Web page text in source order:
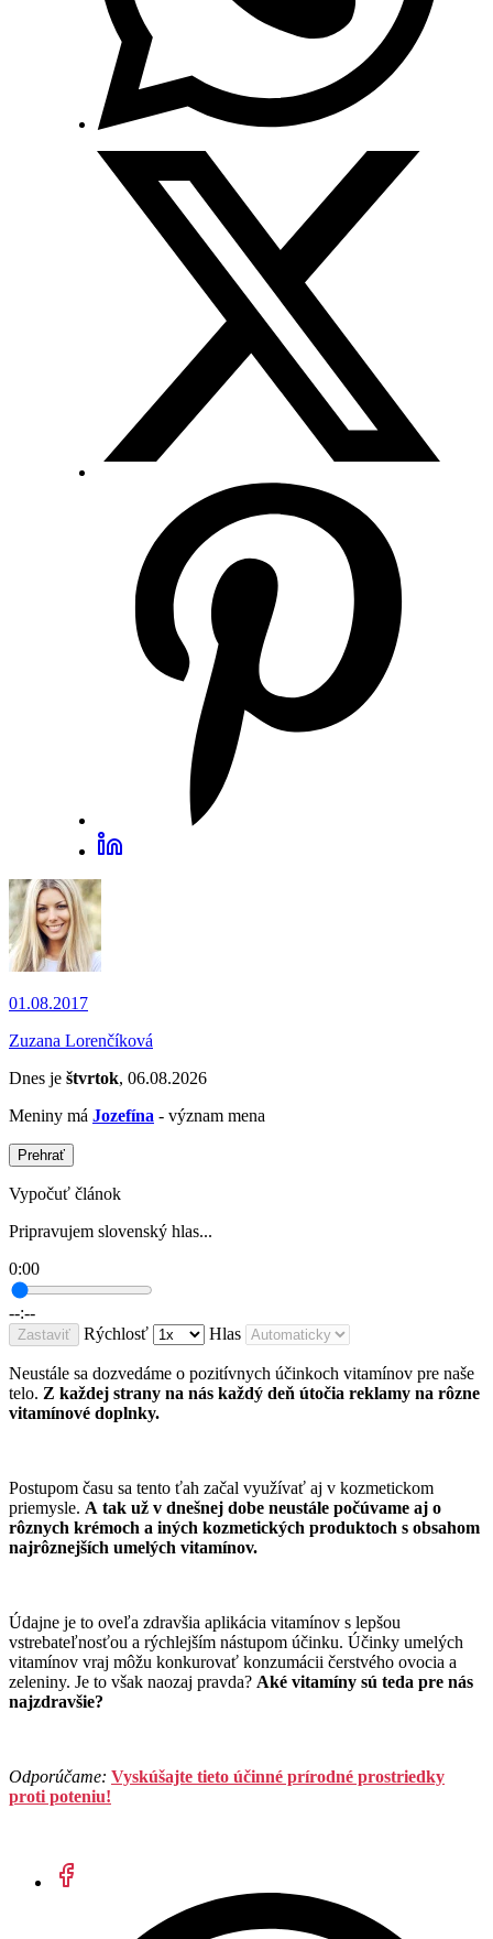
01.08.2017
Zuzana Lorenčíková
Dnes je štvrtok, 06.08.2026
Meniny má Jozefína - význam mena
Prehrať
Vypočuť článok
Pripravujem slovenský hlas...
0:00
--:--
Zastaviť Rýchlosť Hlas
Neustále sa dozvedáme o pozitívnych účinkoch vitamínov pre naše
telo. Z každej strany na nás každý deň útočia reklamy na rôzne
vitamínové doplnky.
Postupom času sa tento ťah začal využívať aj v kozmetickom
priemysle. A tak už v dnešnej dobe neustále počúvame aj o
rôznych krémoch a iných kozmetických produktoch s obsahom
najrôznejších umelých vitamínov.
Údajne je to oveľa zdravšia aplikácia vitamínov s lepšou
vstrebateľnosťou a rýchlejším nástupom účinku. Účinky umelých
vitamínov vraj môžu konkurovať konzumácii čerstvého ovocia a
zeleniny. Je to však naozaj pravda? Aké vitamíny sú teda pre nás
najzdravšie?
Odporúčame: Vyskúšajte tieto účinné prírodné prostriedky
proti poteniu!